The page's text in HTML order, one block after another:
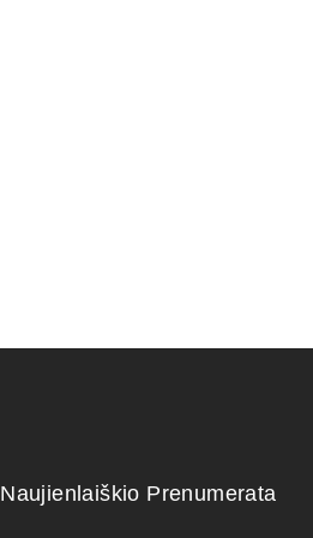
Naujienlaiškio Prenumerata